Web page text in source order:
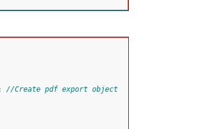
//Create pdf export object